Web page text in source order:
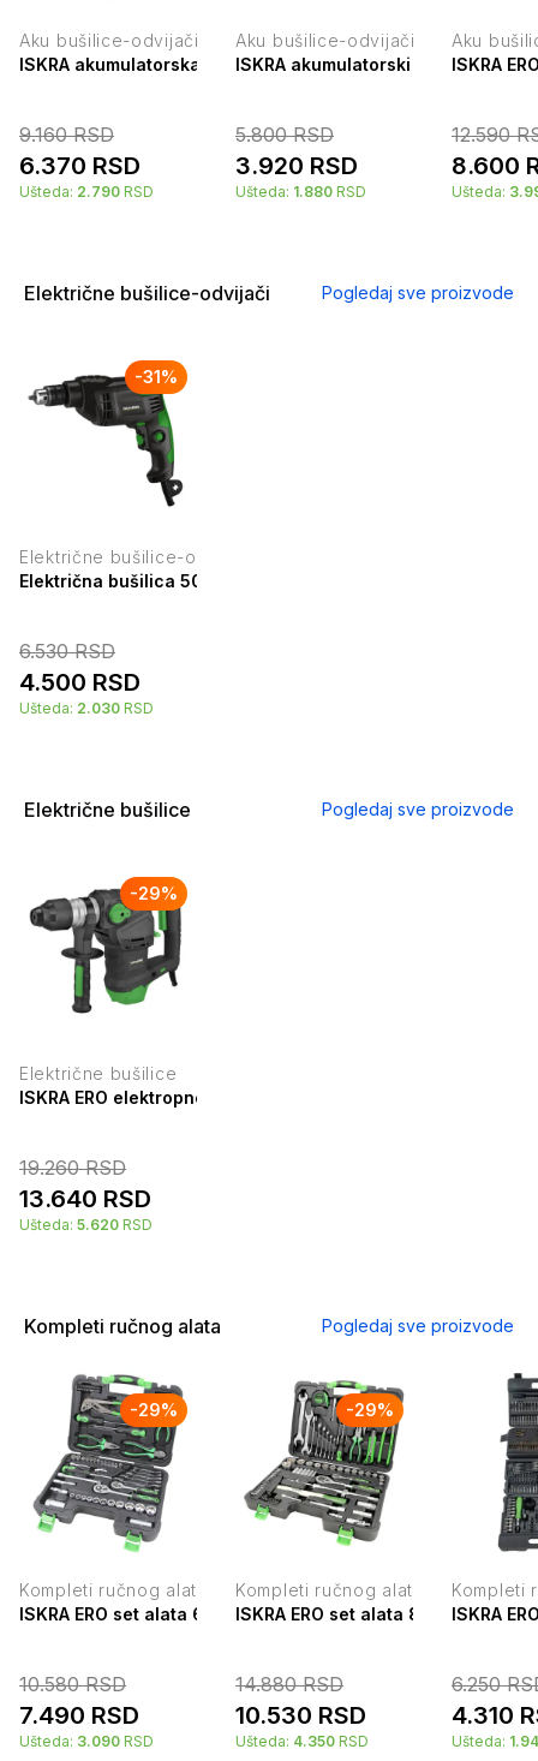
Aku bušilice-odvijači
ISKRA akumulatorska bušilica 18V ML-CD92-180
9.160RSD
6.370 RSD
Ušteda: 2.790 RSD
Aku bušilice-odvijači
ISKRA akumulatorski odvijač sa
5.800RSD
3.920 RSD
Ušteda: 1.880 RSD
Aku
ISKRA
12.590
8.600
Ušteda:
Električne bušilice-odvijači Pogledaj sve proizvode
-31%
Električne bušilice-odvijači
Električna bušilica 500w ie-ed500 - iskra ero 60364
6.530RSD
4.500 RSD
Ušteda: 2.030 RSD
Električne bušilice Pogledaj sve proizvode
-29%
Električne bušilice
ISKRA ERO elektropneumatska bušilica 1500W IE-RH32K-
19.260RSD
13.640 RSD
Ušteda: 5.620 RSD
Kompleti ručnog alata Pogledaj sve proizvode
-29%
Kompleti ručnog alata
ISKRA ERO set alata 65 kom. HTWR-65
10.580RSD
7.490 RSD
Ušteda: 3.090 RSD
-29%
Kompleti ručnog alata
ISKRA ERO set alata 85 kom.
14.880RSD
10.530 RSD
Ušteda: 4.350 RSD
Kompleti
ISKRA
6.250
4.310
Ušteda: